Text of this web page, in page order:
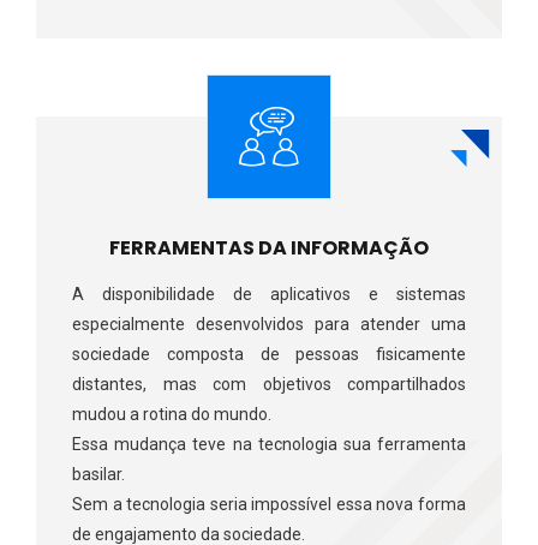
FERRAMENTAS DA INFORMAÇÃO
A disponibilidade de aplicativos e sistemas
especialmente desenvolvidos para atender uma
sociedade composta de pessoas fisicamente
distantes, mas com objetivos compartilhados
mudou a rotina do mundo.
Essa mudança teve na tecnologia sua ferramenta
basilar.
Sem a tecnologia seria impossível essa nova forma
de engajamento da sociedade.